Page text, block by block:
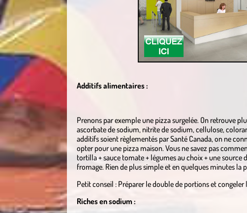
.
Additifs alimentaires :
Prenons par exemple une pizza surgelée. On retrouve
ascorbate de sodium, nitrite de sodium, cellulose,
additifs soient règlementés par Santé Canada, on ne
opter pour une pizza maison. Vous ne savez pas
tortilla + sauce tomate + légumes au choix + une
fromage. Rien de plus simple et en quelques minutes la
Petit conseil : Préparer le double de portions et
Riches en sodium :